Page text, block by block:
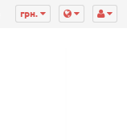
грн.